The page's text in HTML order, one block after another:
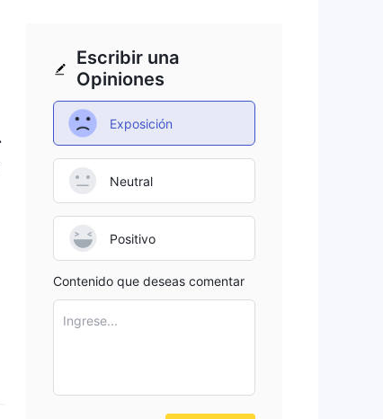
Escribir una
Opiniones
Exposición
Neutral
Positivo
Contenido que deseas comentar
Ingrese...